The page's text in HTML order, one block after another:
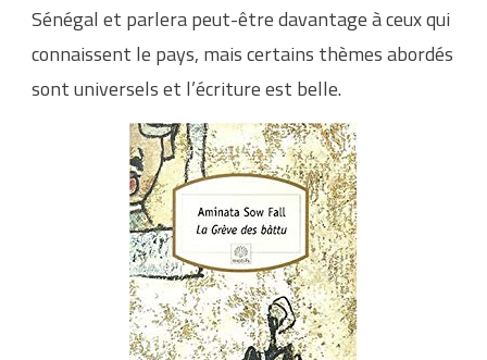
Sénégal et parlera peut-être davantage à ceux qui
connaissent le pays, mais certains thèmes abordés
sont universels et l’écriture est belle.